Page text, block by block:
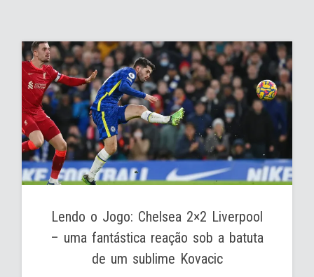
Lendo o Jogo: Chelsea 2×2 Liverpool
– uma fantástica reação sob a batuta
de um sublime Kovacic